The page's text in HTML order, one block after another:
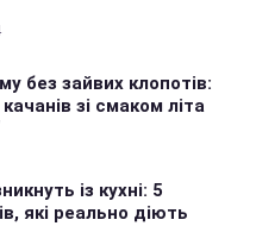
без зайвих клопотів:
зі смаком літа
із кухні: 5
які реально діють